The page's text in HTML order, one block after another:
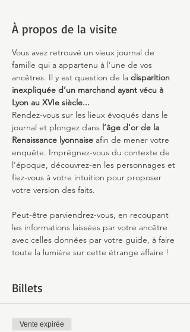
À propos de la visite
Vous avez retrouvé un vieux journal de
famille qui a appartenu à l’une de vos
ancêtres. Il y est question de la disparition
inexpliquée d’un marchand ayant vécu à
Lyon au XVIe siècle...
Rendez-vous sur les lieux évoqués dans le
journal et plongez dans l’âge d’or de la
Renaissance lyonnaise afin de mener votre
enquête. Imprégnez-vous du contexte de
l’époque, découvrez-en les personnages et
fiez-vous à votre intuition pour proposer
votre version des faits.
Peut-être parviendrez-vous, en recoupant
les informations laissées par votre ancêtre
avec celles données par votre guide, à faire
toute la lumière sur cette étrange affaire !
Billets
Vente expirée